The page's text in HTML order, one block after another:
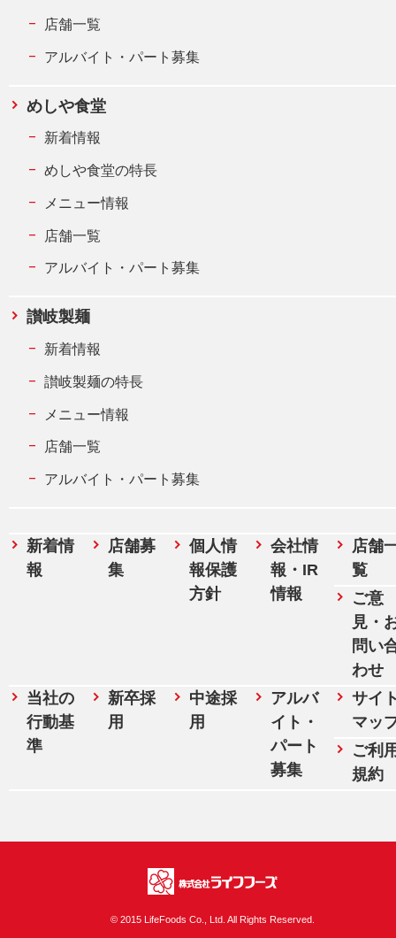
店舗一覧
アルバイト・パート募集
めしや食堂
新着情報
めしや食堂の特長
メニュー情報
店舗一覧
アルバイト・パート募集
讃岐製麺
新着情報
讃岐製麺の特長
メニュー情報
店舗一覧
アルバイト・パート募集
新着情
報
店舗募
集
個人情
報保護
方針
会社情
報・IR
情報
店舗
覧
ご意
見・
問い
わせ
当社の
行動基
準
新卒採
用
中途採
用
アルバ
イト・
パート
募集
サイ
マッ
ご利
規約
© 2015 LifeFoods Co., Ltd. All Rights Reserved.